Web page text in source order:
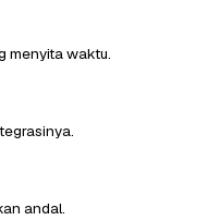
menyita waktu.
andal.